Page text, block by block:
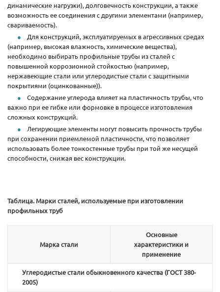
динамические нагрузки), долговечность конструкции, а также
возможность ее соединения с другими элементами (например,
свариваемость).
Для конструкций, эксплуатируемых в агрессивных средах
(например, высокая влажность, химические вещества),
необходимо выбирать профильные трубы из сталей с
повышенной коррозионной стойкостью (например,
нержавеющие стали или углеродистые стали с защитными
покрытиями (оцинкованные)).
Содержание углерода влияет на пластичность трубы, что
важно при ее гибке или формовке в процессе изготовления
сложных конструкций.
Легирующие элементы могут повысить прочность трубы
при сохранении приемлемой пластичности, что позволяет
использовать более тонкостенные трубы при той же несущей
способности, снижая вес конструкции.
Таблица. Марки сталей, используемые при изготовлении
профильных труб
Марка стали
Основные
характеристики и
применение
Углеродистые стали обыкновенного качества (ГОСТ 380-
2005)